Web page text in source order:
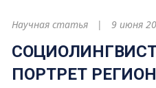
Научная статья 9 июня
ПОРТРЕТ